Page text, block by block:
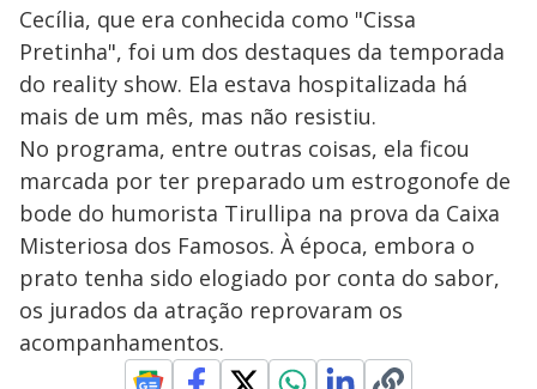
Cecília, que era conhecida como "Cissa
Pretinha", foi um dos destaques da temporada
do reality show. Ela estava hospitalizada há
mais de um mês, mas não resistiu.
No programa, entre outras coisas, ela ficou
marcada por ter preparado um estrogonofe de
bode do humorista Tirullipa na prova da Caixa
Misteriosa dos Famosos. À época, embora o
prato tenha sido elogiado por conta do sabor,
os jurados da atração reprovaram os
acompanhamentos.